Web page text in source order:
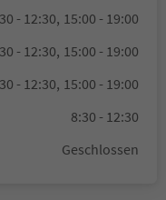
- 12:30, 15:00 - 19:00
- 12:30, 15:00 - 19:00
- 12:30, 15:00 - 19:00
8:30 - 12:30
Geschlossen